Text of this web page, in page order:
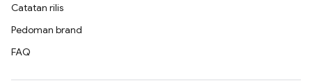
Catatan rilis
Pedoman brand
FAQ